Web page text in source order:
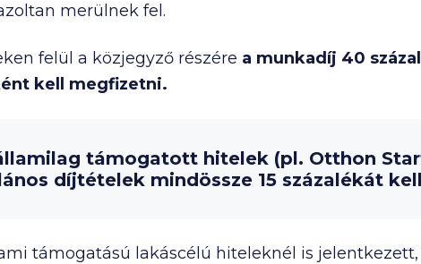
merülnek fel.
felül a közjegyző részére a munkadíj 40
kell megfizetni.
támogatott hitelek (pl. Otthon
díjtételek mindössze 15 százalékát
támogatású lakáscélú hiteleknél is